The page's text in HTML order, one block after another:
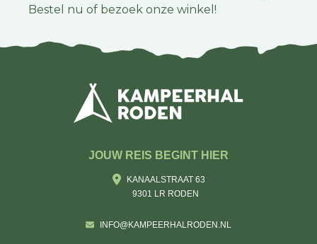
Bestel nu of bezoek onze winkel!
JOUW REIS BEGINT HIER
KANAALSTRAAT 63
9301 LR RODEN
INFO@KAMPEERHALRODEN.NL